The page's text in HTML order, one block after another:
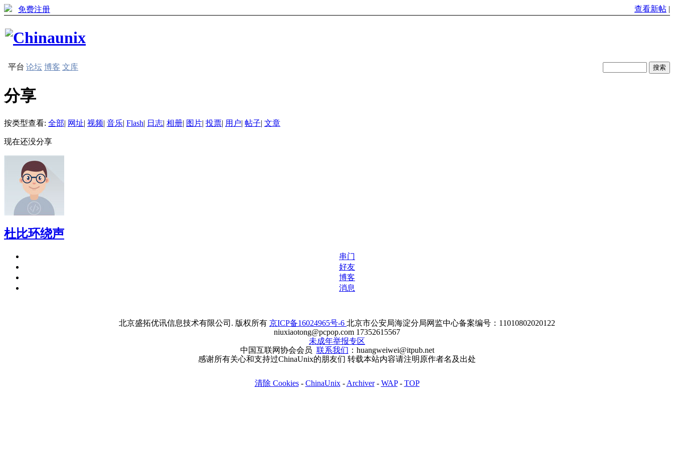
免费注册 查看新帖 |
平台 论坛 博客 文库
分享
按类型查看: 全部| 网址| 视频| 音乐| Flash| 日志| 相册| 图片| 投票| 用户| 帖子| 文章
现在还没分享
杜比环绕声
串门
好友
博客
消息
北京盛拓优讯信息技术有限公司. 版权所有 京ICP备16024965号-6 北京市公安局海淀分局网监中心备案编号：11010802020122
niuxiaotong@pcpop.com 17352615567
未成年举报专区
中国互联网协会会员 联系我们 ：huangweiwei@itpub.net
感谢所有关心和支持过ChinaUnix的朋友们 转载本站内容请注明原作者名及出处
清除 Cookies- ChinaUnix- Archiver- WAP- TOP